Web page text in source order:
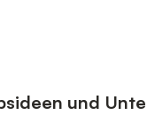
und ein Hochstuhl
und